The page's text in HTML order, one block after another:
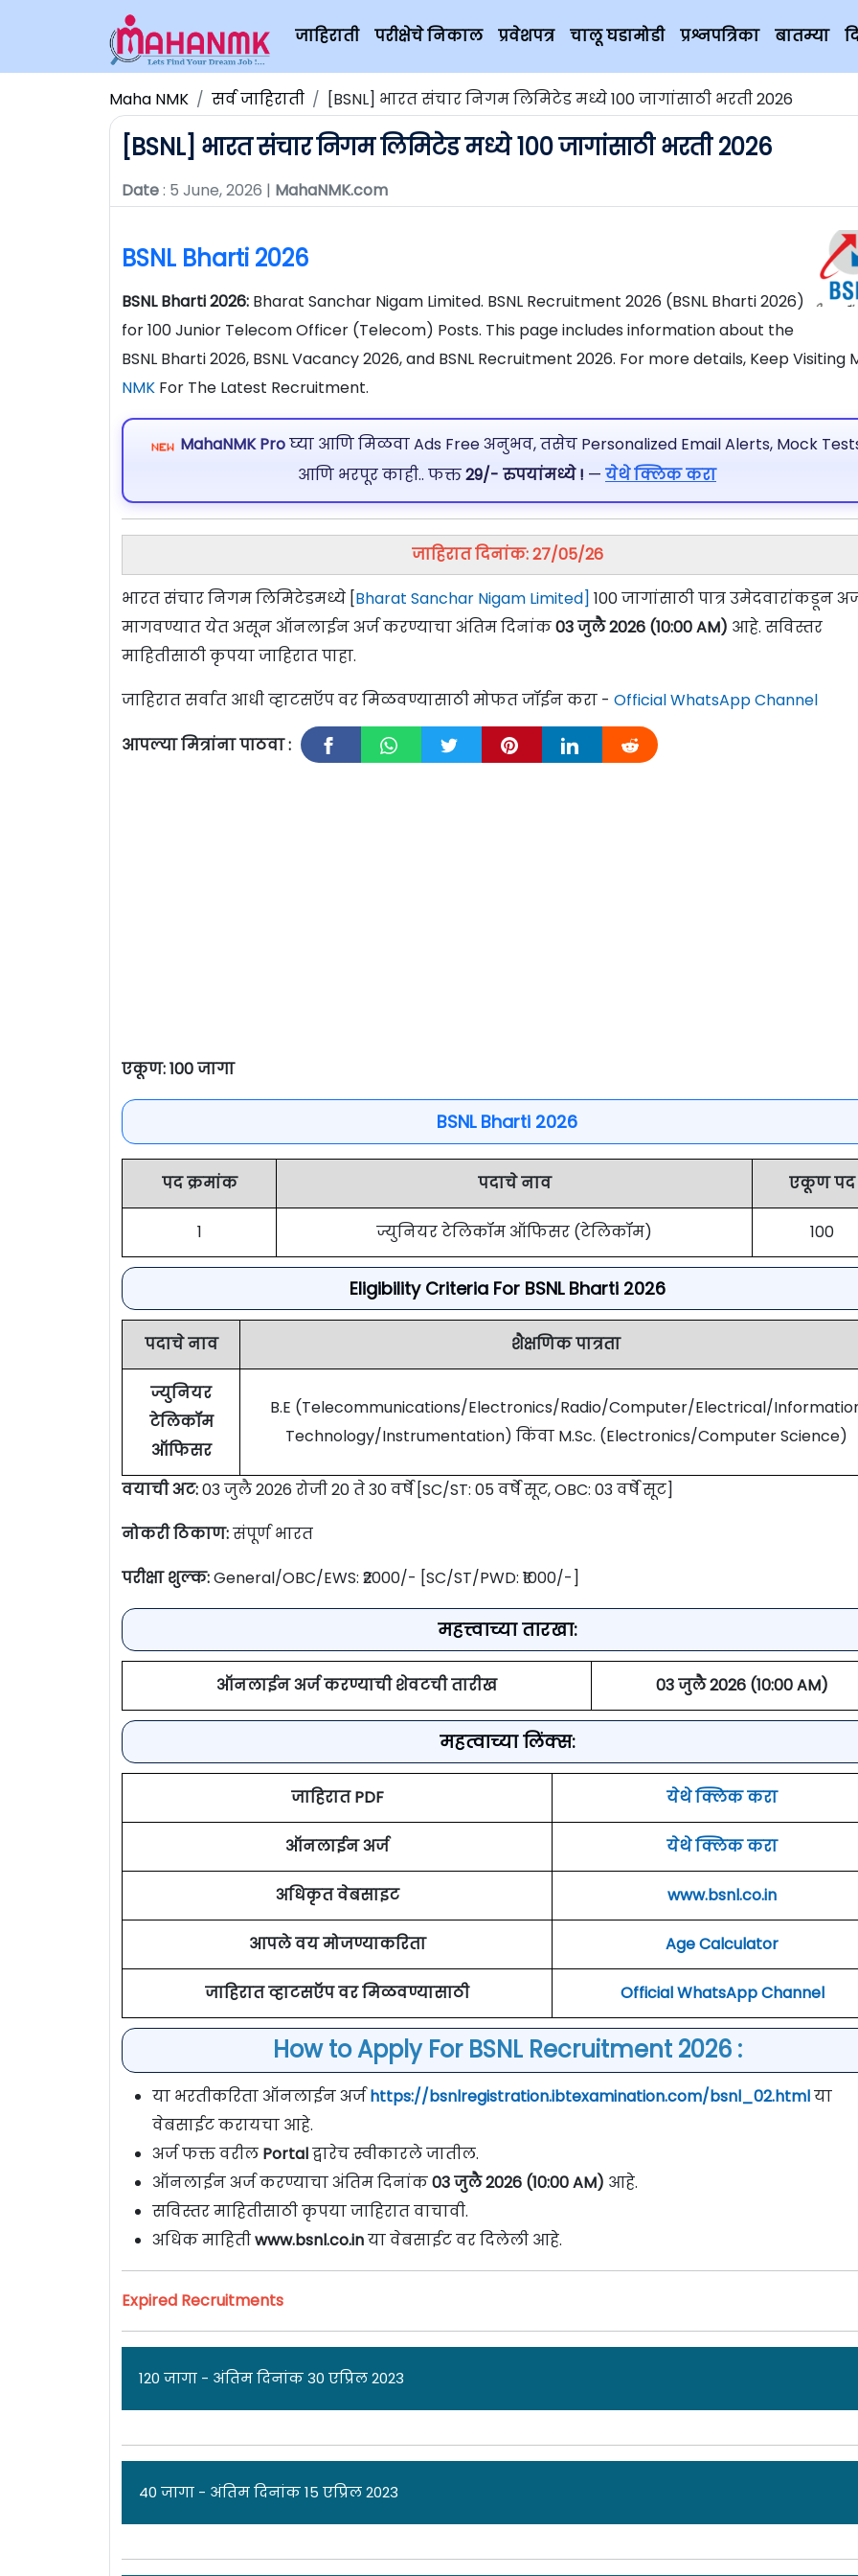
जाहिराती परीक्षेचे निकाल प्रवेशपत्र चालू घडामोडी प्रश्नपत्रिका बातम्या
Maha NMK सर्व जाहिराती [BSNL] भारत संचार निगम लिमिटेड मध्ये 100 जागांसाठी भरती 2026
[BSNL] भारत संचार निगम लिमिटेड मध्ये 100 जागांसाठी भरती 2026
Date: 5 June, 2026 | MahaNMK.com
BSNL Bharti 2026
BSNL Bharti 2026: Bharat Sanchar Nigam Limited. BSNL Recruitment 2026 (BSNL Bharti 2026)
for 100 Junior Telecom Officer (Telecom) Posts. This page includes information about the
BSNL Bharti 2026, BSNL Vacancy 2026, and BSNL Recruitment 2026. For more details, Keep Visiting
NMK For The Latest Recruitment.
MahaNMK Proघ्या आणि मिळवा Ads Free अनुभव, तसेच Personalized Email Alerts, Mock
आणि भरपूर काही.. फक्त29/- रुपयांमध्ये ! — येथे क्लिक करा
जाहिरात दिनांक: 27/05/26
भारत संचार निगम लिमिटेडमध्ये [Bharat Sanchar Nigam Limited] 100 जागांसाठी पात्र उमेदवारांकडून
मागवण्यात येत असून ऑनलाईन अर्ज करण्याचा अंतिम दिनांक03 जुलै 2026 (10:00 AM) आहे. सविस्तर
माहितीसाठी कृपया जाहिरात पाहा.
जाहिरात सर्वात आधी व्हाटसऍप वर मिळवण्यासाठी मोफत जॉईन करा - Official WhatsApp Channel
आपल्या मित्रांना पाठवा :
एकूण: 100 जागा
BSNL Bharti 2026
पद क्रमांक पदाचे नाव एकूण पद
1 ज्युनियर टेलिकॉम ऑफिसर (टेलिकॉम) 100
Eligibility Criteria For BSNL Bharti 2026
पदाचे नाव शैक्षणिक पात्रता
ज्युनियर
टेलिकॉम
ऑफिसर
B.E (Telecommunications/Electronics/Radio/Computer/Electrical/
Technology/Instrumentation) किंवा M.Sc. (Electronics/Computer Science)
वयाची अट:03 जुलै 2026 रोजी 20 ते 30 वर्षे [SC/ST: 05 वर्षे सूट, OBC: 03 वर्षे सूट]
नोकरी ठिकाण:संपूर्ण भारत
परीक्षा शुल्क:General/OBC/EWS: ₹2000/- [SC/ST/PWD: ₹1000/-]
महत्त्वाच्या तारखा:
ऑनलाईन अर्ज करण्याची शेवटची तारीख 03 जुलै 2026 (10:00 AM)
महत्वाच्या लिंक्स:
जाहिरात PDF येथे क्लिक करा
ऑनलाईन अर्ज येथे क्लिक करा
अधिकृत वेबसाइट www.bsnl.co.in
आपले वय मोजण्याकरिता Age Calculator
जाहिरात व्हाटसऍप वर मिळवण्यासाठी Official WhatsApp Channel
How to Apply For BSNL Recruitment 2026 :
या भरतीकरिता ऑनलाईन अर्जhttps://bsnlregistration.ibtexamination.com/bsnl_02.htmlया
वेबसाईट करायचा आहे.
अर्ज फक्त वरील Portalद्वारेच स्वीकारले जातील.
ऑनलाईन अर्ज करण्याचा अंतिम दिनांक03 जुलै 2026 (10:00 AM) आहे.
सविस्तर माहितीसाठी कृपया जाहिरात वाचावी.
अधिक माहितीwww.bsnl.co.inया वेबसाईट वर दिलेली आहे.
Expired Recruitments
120 जागा - अंतिम दिनांक 30 एप्रिल 2023
जागांसाठी पात्र उमेदवारांकडून अर्ज मागवण्यात येत असून ऑनलाईन अर्ज करण्याचा अंतिम दिनांक07 मार्च
40 जागा - अंतिम दिनांक 15 एप्रिल 2023